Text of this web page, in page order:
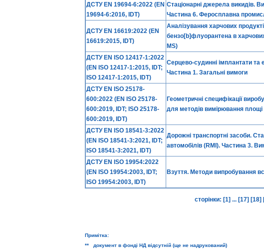
ДСТУ EN 19694-6:2022 (EN
19694-6:2016, IDT)
Стаціонарні джерела викидів.
Частина 6. Феросплавна
ДСТУ EN 16619:2022 (EN
16619:2015, IDT)
Аналізування харчових
бензо[b]флуорантена в
MS)
ДСТУ EN ISO 12417-1:2022
(EN ISO 12417-1:2015, IDT;
ISO 12417-1:2015, IDT)
Серцево-судинні імплантати та
Частина 1. Загальні вимоги
ДСТУ EN ISO 25178-
600:2022 (EN ISO 25178-
600:2019, IDT; ISO 25178-
600:2019, IDT)
Геометричні специфікації
для методів вимірювання площі
ДСТУ EN ISO 18541-3:2022
(EN ISO 18541-3:2021, IDT;
ISO 18541-3:2021, IDT)
Дорожні транспортні засоби.
автомобілів (RMI). Частина 3.
ДСТУ EN ISO 19954:2022
(EN ISO 19954:2003, IDT;
ISO 19954:2003, IDT)
Взуття. Методи випробування
сторінки: [1] ... [17] [18]
Примітка:
** документ в фонді НД відсутній (ще не надрукований)